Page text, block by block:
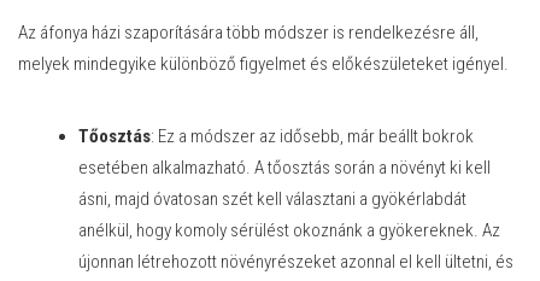
Az áfonya házi szaporítására több módszer is rendelkezésre áll,
melyek mindegyike különböző figyelmet és előkészületeket igényel.
Tőosztás: Ez a módszer az idősebb, már beállt bokrok
esetében alkalmazható. A tőosztás során a növényt ki kell
ásni, majd óvatosan szét kell választani a gyökérlabdát
anélkül, hogy komoly sérülést okoznánk a gyökereknek. Az
újonnan létrehozott növényrészeket azonnal el kell ültetni, és